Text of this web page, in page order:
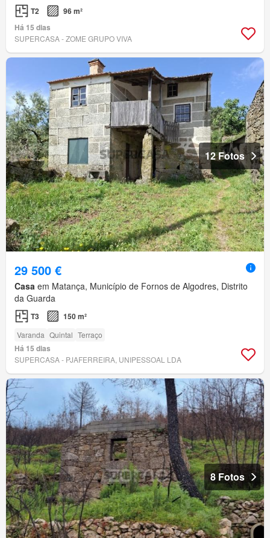
T2
96 m²
Há 15 dias
SUPERCASA - ZOME GRUPO VIVA
12 Fotos
29 500 €
Casa em Matança, Município de Fornos de Algodres, Distrito
da Guarda
T3 150 m²
Varanda Quintal Terraço
Há 15 dias
SUPERCASA - PJAFERREIRA, UNIPESSOAL LDA
8 Fotos